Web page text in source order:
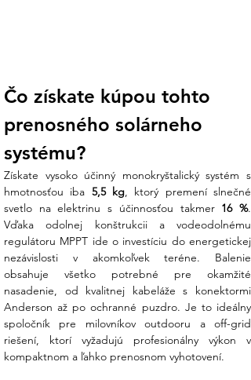
Čo získate kúpou tohto
prenosného solárneho
systému?
Získate vysoko účinný monokryštalický systém s
hmotnosťou iba 5,5 kg , ktorý premení slnečné
svetlo na elektrinu s účinnosťou takmer 16 %.
Vďaka odolnej konštrukcii a vodeodolnému
regulátoru MPPT ide o investíciu do energetickej
nezávislosti v akomkoľvek teréne. Balenie
obsahuje všetko potrebné pre okamžité
nasadenie, od kvalitnej kabeláže s konektormi
Anderson až po ochranné puzdro. Je to ideálny
spoločník pre milovníkov outdooru a off-grid
riešení, ktorí vyžadujú profesionálny výkon v
kompaktnom a ľahko prenosnom vyhotovení.